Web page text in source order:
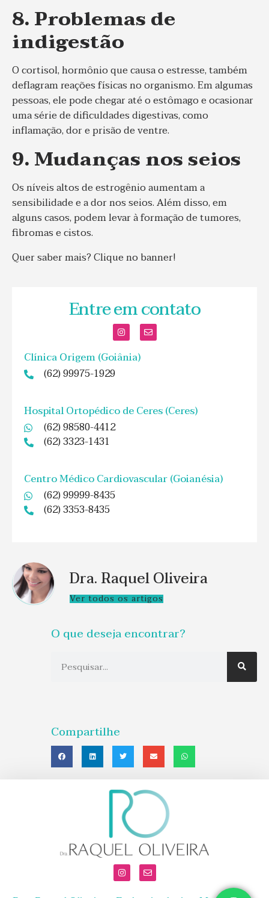
8. Problemas de
indigestão
O cortisol, hormônio que causa o estresse, também
deflagram reações físicas no organismo. Em algumas
pessoas, ele pode chegar até o estômago e ocasionar
uma série de dificuldades digestivas, como
inflamação, dor e prisão de ventre.
9. Mudanças nos seios
Os níveis altos de estrogênio aumentam a
sensibilidade e a dor nos seios. Além disso, em
alguns casos, podem levar à formação de tumores,
fibromas e cistos.
Quer saber mais? Clique no banner!
Entre em contato
Clínica Origem (Goiânia)
(62) 99975-1929
Hospital Ortopédico de Ceres (Ceres)
(62) 98580-4412
(62) 3323-1431
Centro Médico Cardiovascular (Goianésia)
(62) 99999-8435
(62) 3353-8435
Dra. Raquel Oliveira
Ver todos os artigos
O que deseja encontrar?
Compartilhe